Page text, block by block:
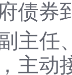
债券
主任
主动